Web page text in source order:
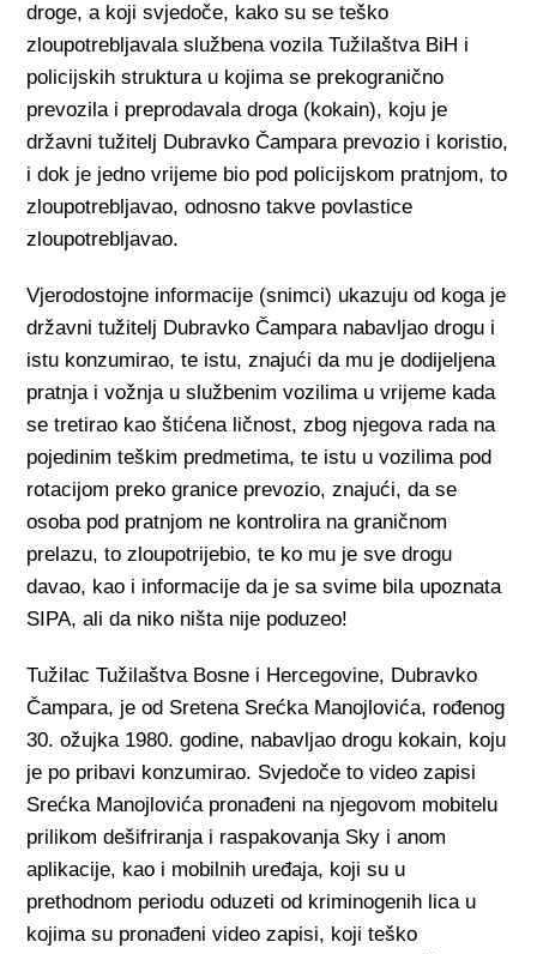
droge, a koji svjedoče, kako su se teško
zloupotrebljavala službena vozila Tužilaštva BiH i
policijskih struktura u kojima se prekogranično
prevozila i preprodavala droga (kokain), koju je
državni tužitelj Dubravko Čampara prevozio i koristio,
i dok je jedno vrijeme bio pod policijskom pratnjom, to
zloupotrebljavao, odnosno takve povlastice
zloupotrebljavao.
Vjerodostojne informacije (snimci) ukazuju od koga je
državni tužitelj Dubravko Čampara nabavljao drogu i
istu konzumirao, te istu, znajući da mu je dodijeljena
pratnja i vožnja u službenim vozilima u vrijeme kada
se tretirao kao štićena ličnost, zbog njegova rada na
pojedinim teškim predmetima, te istu u vozilima pod
rotacijom preko granice prevozio, znajući, da se
osoba pod pratnjom ne kontrolira na graničnom
prelazu, to zloupotrijebio, te ko mu je sve drogu
davao, kao i informacije da je sa svime bila upoznata
SIPA, ali da niko ništa nije poduzeo!
Tužilac Tužilaštva Bosne i Hercegovine, Dubravko
Čampara, je od Sretena Srećka Manojlovića, rođenog
30. ožujka 1980. godine, nabavljao drogu kokain, koju
je po pribavi konzumirao. Svjedoče to video zapisi
Srećka Manojlovića pronađeni na njegovom mobitelu
prilikom dešifriranja i raspakovanja Sky i anom
aplikacije, kao i mobilnih uređaja, koji su u
prethodnom periodu oduzeti od kriminogenih lica u
kojima su pronađeni video zapisi, koji teško